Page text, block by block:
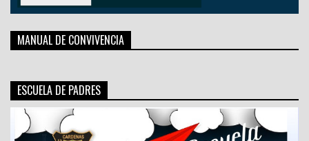
MANUAL DE CONVIVENCIA
ESCUELA DE PADRES